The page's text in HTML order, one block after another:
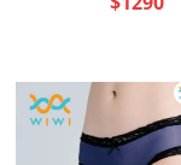
(牛仔藍 中性S-
2XL)
$790